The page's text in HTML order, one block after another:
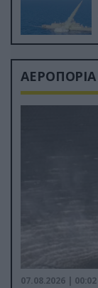
ΑΕΡΟΠΟΡΙΑ
07.08.2026 | 00:02